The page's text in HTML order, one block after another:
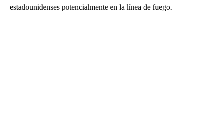
estadounidenses potencialmente en la línea de fuego.